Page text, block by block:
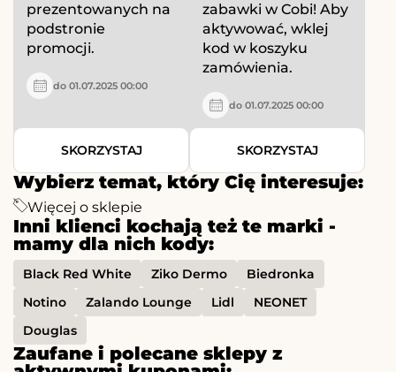
Wybierz temat, który Cię interesuje:
Więcej o sklepie
Inni klienci kochają też te marki -
mamy dla nich kody:
Black Red White Ziko Dermo
Biedronka
Notino
Zalando Lounge Lidl
NEONET
Douglas
Zaufane i polecane sklepy z
prezentowanych na
podstronie
promocji.
do 01.07.2025 00:00
SKORZYSTAJ
zabawki w Cobi! Aby
aktywować, wklej
kod w koszyku
zamówienia.
do 01.07.2025 00:00
SKORZYSTAJ